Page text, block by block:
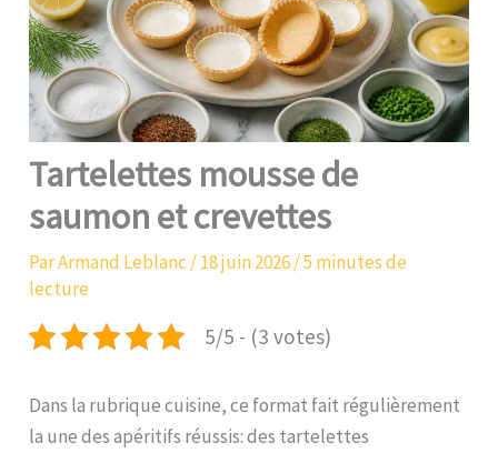
Tartelettes mousse de
saumon et crevettes
ParArmand Leblanc /18 juin 2026/5 minutes de
lecture
5/5 - (3 votes)
Dans la rubrique cuisine, ce format fait régulièrement
la une des apéritifs réussis: des tartelettes